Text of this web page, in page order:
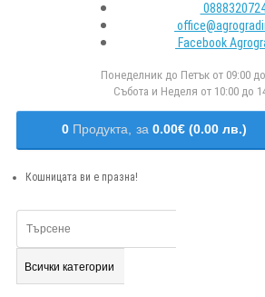
Facebook
Понеделник до Петък от 09:00
Събота и Неделя от 10:00 до
0 Продукта, за 0.00€ (0.00 лв.)
Кошницата ви е празна!
Всички категории